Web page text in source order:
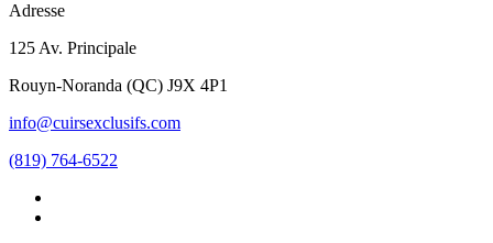
Adresse
125 Av. Principale
Rouyn-Noranda (QC) J9X 4P1
info@cuirsexclusifs.com
(819) 764-6522